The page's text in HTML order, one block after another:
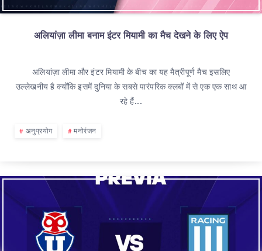
अलियांज़ा लीमा बनाम इंटर मियामी का मैच देखने के लिए ऐप
अलियांज़ा लीमा और इंटर मियामी के बीच का यह मैत्रीपूर्ण मैच इसलिए
उल्लेखनीय है क्योंकि इसमें दुनिया के सबसे पारंपरिक क्लबों में से एक एक साथ आ
रहे हैं...
अनुप्रयोग मनोरंजन